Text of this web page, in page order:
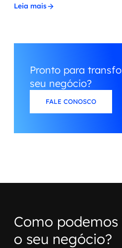
Leia mais
Pronto para
seu negócio?
FALE CONOSCO
Como
o seu negócio?